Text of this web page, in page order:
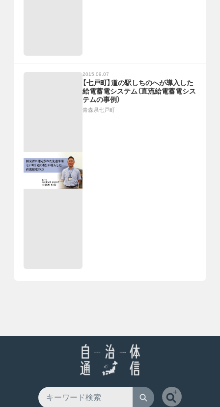
2015.09.07
【七戸町】道の駅しちのへが導入した
給電蓄電システム（直流給電蓄電シス
テムの事例）
青森県七戸町